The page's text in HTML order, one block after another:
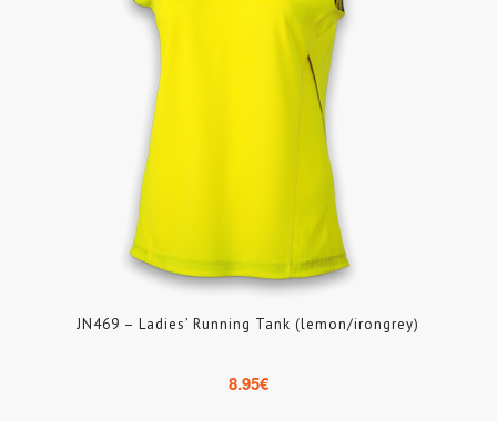
JN469 – Ladies’ Running Tank (lemon/irongrey)
8.95€